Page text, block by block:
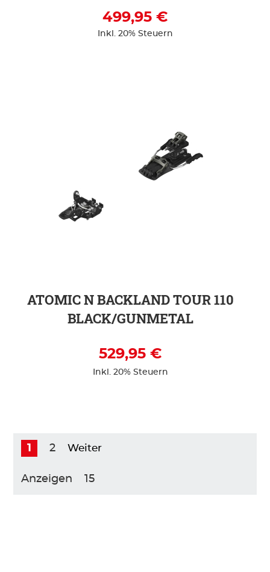
499,95 €
Inkl. 20% Steuern
ATOMIC N BACKLAND TOUR 110
BLACK/GUNMETAL
529,95 €
Inkl. 20% Steuern
1 2 Weiter
Anzeigen